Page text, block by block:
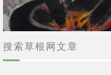
搜索草根网文章